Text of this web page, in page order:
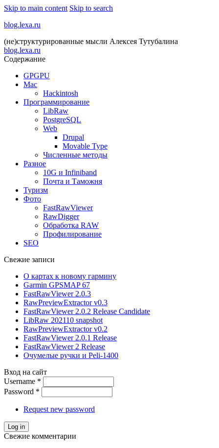
Skip to main content Skip to search
blog.lexa.ru
(не)структурированные мысли Алексея Тутубалина
blog.lexa.ru
Содержание
GPGPU
Mac
Hackintosh
Программирование
LibRaw
PostgreSQL
Web
Drupal
Movable Type
Численные методы
Разное
10G и Infiniband
Почта и Таможня
Туризм
Фото
FastRawViewer
RawDigger
Обработка RAW
Профилирование
SEO
Свежие записи
О картах к новому гармину
Garmin GPSMAP 67
FastRawViewer 2.0.3
RawPreviewExtractor v0.3
FastRawViewer 2.0.2 Release Candidate
LibRaw 202110 snapshot
RawPreviewExtractor v0.2
FastRawViewer 2.0.1 Release
FastRawViewer 2 Release
Очумелые ручки и Peli-1400
Вход на сайт
Username *
Password *
Request new password
Свежие комментарии